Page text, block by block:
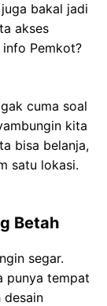
bakal jadi
akses
Pemkot?
cuma soal
kita
bisa belanja,
satu lokasi.
Betah
segar.
punya tempat
desain